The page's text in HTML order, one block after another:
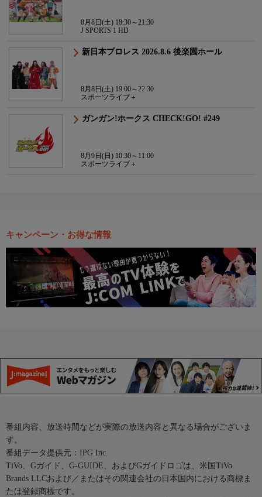
8月8日(土) 18:30～21:30
J SPORTS 1 HD
新日本プロレス 2026.8.6 後楽園ホール
8月8日(土) 19:00～22:30
スポーツライブ＋
ガンガン!ホークス CHECK!GO! #249
8月9日(日) 10:30～11:00
スポーツライブ＋
キャンペーン・お得な情報
番組内容、放送時間などが実際の放送内容と異なる場合がございま
す。
番組データ提供元：IPG Inc.
TiVo、Gガイド、G-GUIDE、およびGガイドロゴは、米国TiVo
Brands LLCおよび／またはその関連会社の日本国内における商標ま
たは登録商標です。